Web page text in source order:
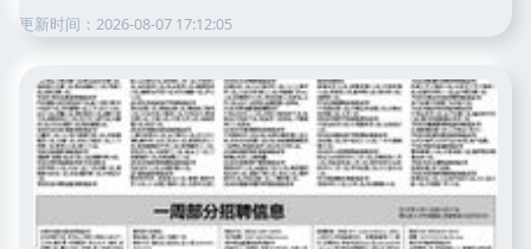
更新时间：2026-08-07 17:12:05